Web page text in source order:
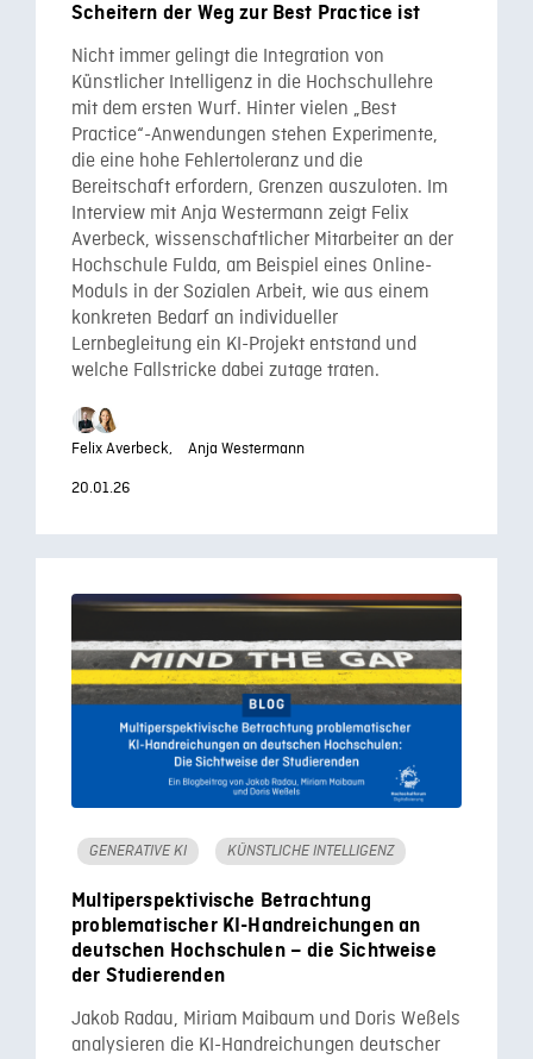
Scheitern der Weg zur Best Practice ist
Nicht immer gelingt die Integration von
Künstlicher Intelligenz in die Hochschullehre
mit dem ersten Wurf. Hinter vielen „Best
Practice“-Anwendungen stehen Experimente,
die eine hohe Fehlertoleranz und die
Bereitschaft erfordern, Grenzen auszuloten. Im
Interview mit Anja Westermann zeigt Felix
Averbeck, wissenschaftlicher Mitarbeiter an der
Hochschule Fulda, am Beispiel eines Online-
Moduls in der Sozialen Arbeit, wie aus einem
konkreten Bedarf an individueller
Lernbegleitung ein KI-Projekt entstand und
welche Fallstricke dabei zutage traten.
Felix Averbeck,
Anja Westermann
20.01.26
GENERATIVE KI KÜNSTLICHE INTELLIGENZ
Multiperspektivische Betrachtung
problematischer KI-Handreichungen an
deutschen Hochschulen – die Sichtweise
der Studierenden
Jakob Radau, Miriam Maibaum und Doris Weßels
analysieren die KI-Handreichungen deutscher